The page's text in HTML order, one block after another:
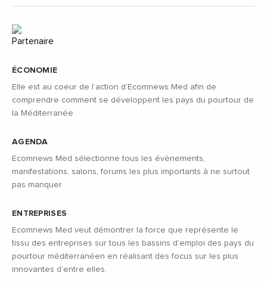
ÉCONOMIE
Elle est au coeur de l’action d’Ecomnews Med afin de
comprendre comment se développent les pays du pourtour de
la Méditerranée
AGENDA
Ecomnews Med sélectionne tous les évènements,
manifestations, salons, forums les plus importants à ne surtout
pas manquer
ENTREPRISES
Ecomnews Med veut démontrer la force que représente le
tissu des entreprises sur tous les bassins d’emploi des pays du
pourtour méditerranéen en réalisant des focus sur les plus
innovantes d’entre elles.